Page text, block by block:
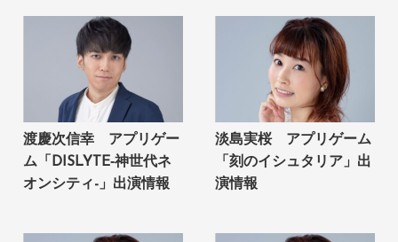
渡慶次信幸 アプリゲー
ム「DISLYTE‐神世代ネ
オンシティ-」出演情報
淡島実桜 アプリゲーム
「刻のイシュタリア」出
演情報